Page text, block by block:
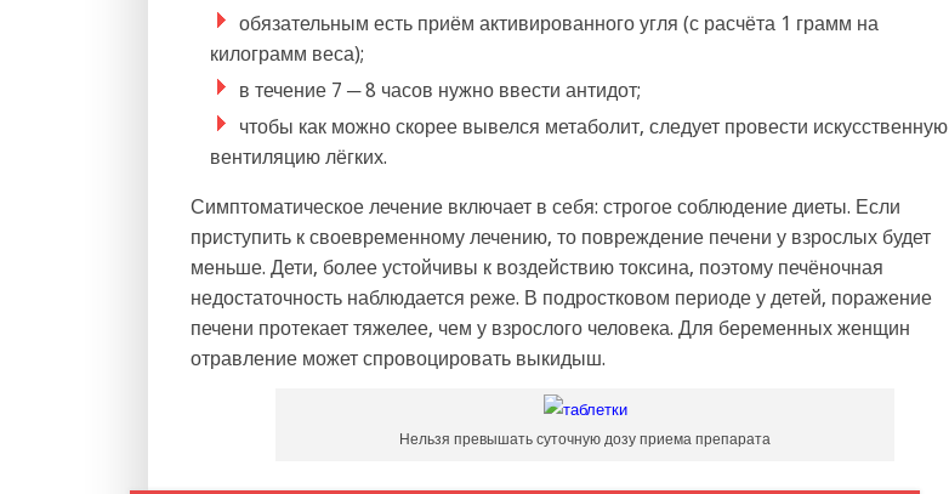
обязательным есть приём активированного угля (с расчёта 1 грамм на
килограмм веса);
в течение 7 ─ 8 часов нужно ввести антидот;
чтобы как можно скорее вывелся метаболит, следует провести искусственную
вентиляцию лёгких.
Симптоматическое лечение включает в себя: строгое соблюдение диеты. Если
приступить к своевременному лечению, то повреждение печени у взрослых будет
меньше. Дети, более устойчивы к воздействию токсина, поэтому печёночная
недостаточность наблюдается реже. В подростковом периоде у детей, поражение
печени протекает тяжелее, чем у взрослого человека. Для беременных женщин
отравление может спровоцировать выкидыш.
Нельзя превышать суточную дозу приема препарата